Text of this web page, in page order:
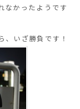
なかったようです
、いざ勝負です！